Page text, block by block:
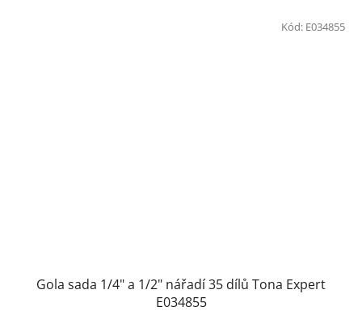
Gola sada 1/4" a 1/2" nářadí 35 dílů Tona Expert
E034855
Kód: E034855